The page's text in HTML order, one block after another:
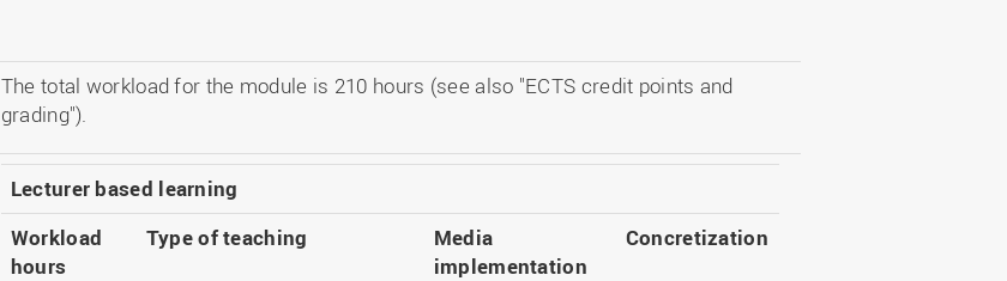
The total workload for the module is 210 hours (see also "ECTS credit points and
grading").
Lecturer based learning
Workload
hours
Type of teaching
Media
implementation
Concretization